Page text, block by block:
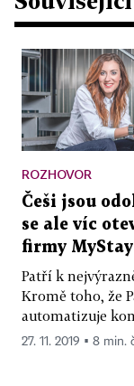
ROZHOVOR
Češi jsou
se ale víc
firmy MyStay
Patří k
Kromě toho, že
automatizuje
27. 11. 2019 ▪ 8 min.